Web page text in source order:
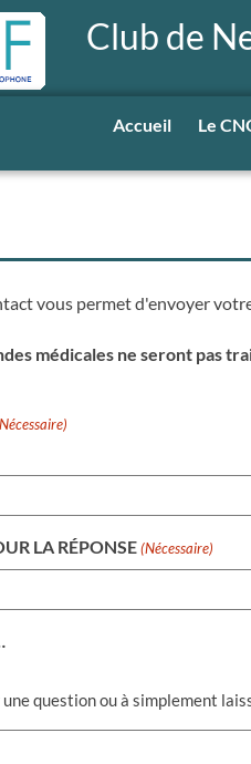
Club de
Accueil Le
vous permet d'envoyer
médicales ne seront pas
LA RÉPONSE (Nécessaire)
une question ou à simplement